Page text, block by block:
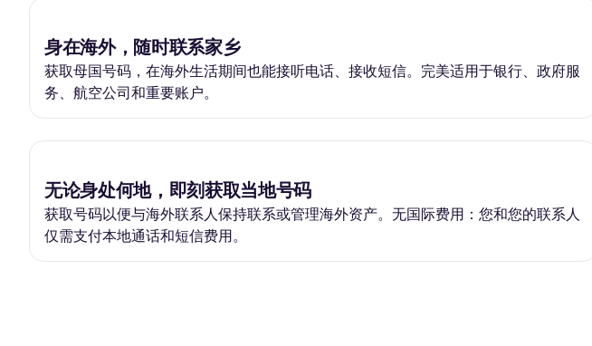
身在海外，随时联系家乡
获取母国号码，在海外生活期间也能接听电话、接收短信。完美适用于银行、政府服
务、航空公司和重要账户。
无论身处何地，即刻获取当地号码
获取号码以便与海外联系人保持联系或管理海外资产。无国际费用：您和您的联系人
仅需支付本地通话和短信费用。